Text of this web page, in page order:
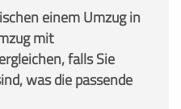
einem Umzug in
mit
falls Sie
was die passende